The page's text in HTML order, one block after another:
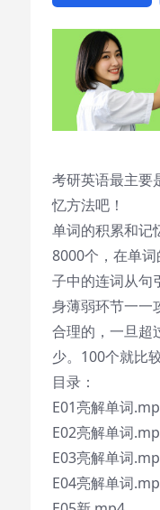
考研英语最主要
忆方法吧！
单词的积累和记
8000个，在单
子中的连词从句
身薄弱环节一一
合理的，一旦超
少。100个就比
目录：
E01亮解单词
E02亮解单词
E03亮解单词
E04亮解单词